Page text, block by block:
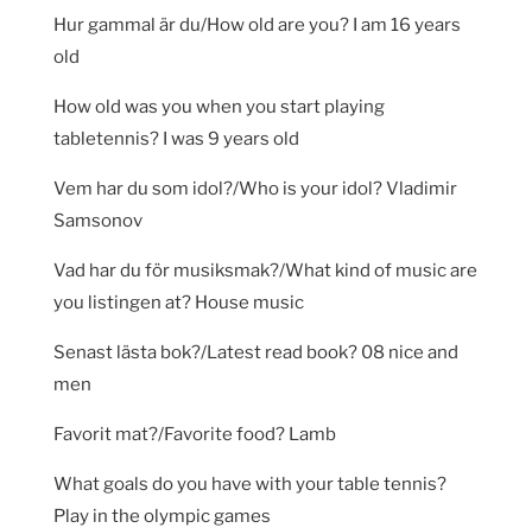
Hur gammal är du/How old are you? I am 16 years
old
How old was you when you start playing
tabletennis? I was 9 years old
Vem har du som idol?/Who is your idol? Vladimir
Samsonov
Vad har du för musiksmak?/What kind of music are
you listingen at? House music
Senast lästa bok?/Latest read book? 08 nice and
men
Favorit mat?/Favorite food? Lamb
What goals do you have with your table tennis?
Play in the olympic games